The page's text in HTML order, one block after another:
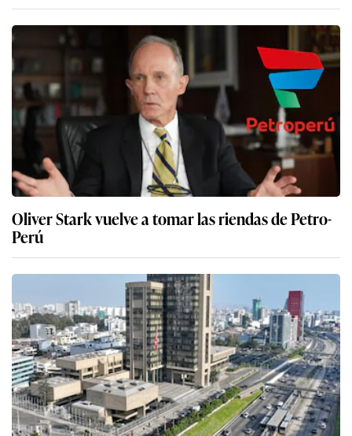
Oliver Stark vuelve a tomar las riendas de Petro-
Perú